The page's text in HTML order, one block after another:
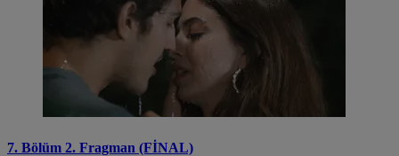
7. Bölüm 2. Fragman (FİNAL)